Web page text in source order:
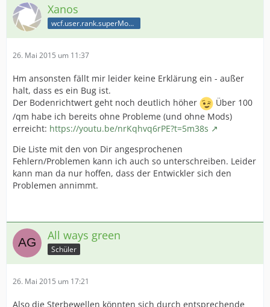
Xanos
wcf.user.rank.superModerator
26. Mai 2015 um 11:37
Hm ansonsten fällt mir leider keine Erklärung ein - außer
halt, dass es ein Bug ist.
Der Bodenrichtwert geht noch deutlich höher
Über 100
/qm habe ich bereits ohne Probleme (und ohne Mods)
erreicht: https://youtu.be/nrKqhvq6rPE?t=5m38s
Die Liste mit den von Dir angesprochenen
Fehlern/Problemen kann ich auch so unterschreiben. Leider
kann man da nur hoffen, dass der Entwickler sich den
Problemen annimmt.
All ways green
Schüler
26. Mai 2015 um 17:21
Also die Sterbewellen könnten sich durch entsprechende